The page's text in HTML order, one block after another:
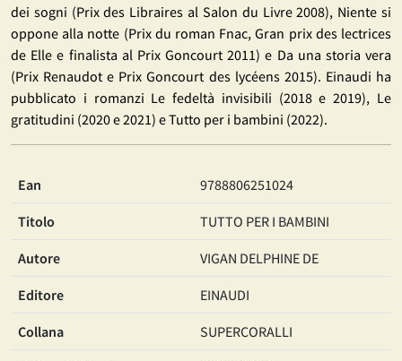
dei sogni (Prix des Libraires al Salon du Livre 2008), Niente si
oppone alla notte (Prix du roman Fnac, Gran prix des lectrices
de Elle e finalista al Prix Goncourt 2011) e Da una storia vera
(Prix Renaudot e Prix Goncourt des lycéens 2015). Einaudi ha
pubblicato i romanzi Le fedeltà invisibili (2018 e 2019), Le
gratitudini (2020 e 2021) e Tutto per i bambini (2022).
Ean 9788806251024
Titolo TUTTO PER I BAMBINI
Autore VIGAN DELPHINE DE
Editore EINAUDI
Collana SUPERCORALLI